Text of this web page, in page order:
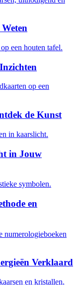
de Kunst
in Jouw
en
Verklaard